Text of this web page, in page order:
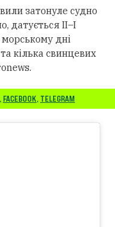
затонуле судно
датується II–I
дні
кілька свинцевих
, FACEBOOK, TELEGRAM